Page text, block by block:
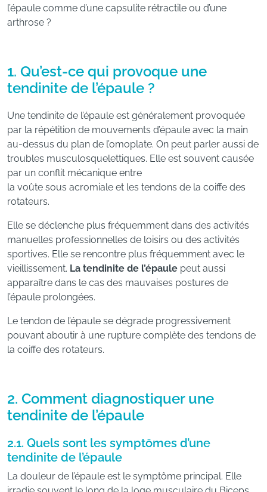
l’épaule comme d’une capsulite rétractile ou d’une
arthrose ?
1. Qu’est-ce qui provoque une
tendinite de l’épaule ?
Une tendinite de l’épaule est généralement provoquée
par la répétition de mouvements d’épaule avec la main
au-dessus du plan de l’omoplate. On peut parler aussi de
troubles musculosquelettiques. Elle est souvent causée
par un conflit mécanique entre
la voûte sous acromiale et les tendons de la coiffe des
rotateurs.
Elle se déclenche plus fréquemment dans des activités
manuelles professionnelles de loisirs ou des activités
sportives. Elle se rencontre plus fréquemment avec le
vieillissement. La tendinite de l’épaule peut aussi
apparaître dans le cas des mauvaises postures de
l’épaule prolongées.
Le tendon de l’épaule se dégrade progressivement
pouvant aboutir à une rupture complète des tendons de
la coiffe des rotateurs.
2. Comment diagnostiquer une
tendinite de l’épaule
2.1. Quels sont les symptômes d’une
tendinite de l’épaule
La douleur de l’épaule est le symptôme principal. Elle